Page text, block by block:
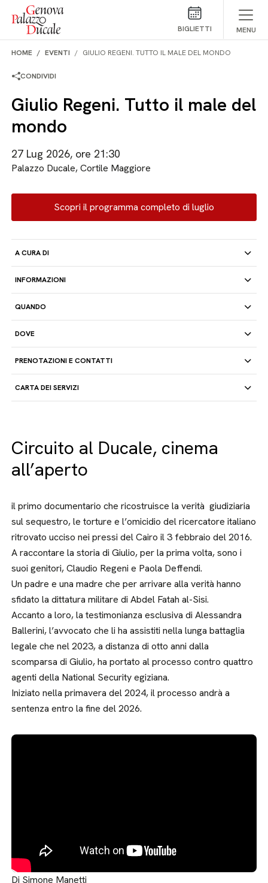
Salta al contenuto
BIGLIETTI MENU
HOME EVENTI GIULIO REGENI. TUTTO IL MALE DEL MONDO
CONDIVIDI
Giulio Regeni. Tutto il male del
mondo
27 Lug 2026, ore 21:30
Palazzo Ducale, Cortile Maggiore
Scopri il programma completo di luglio
A CURA DI
INFORMAZIONI
QUANDO
DOVE
PRENOTAZIONI E CONTATTI
CARTA DEI SERVIZI
Circuito al Ducale, cinema
all’aperto
il primo documentario che ricostruisce la verità giudiziaria
sul sequestro, le torture e l’omicidio del ricercatore italiano
ritrovato ucciso nei pressi del Cairo il 3 febbraio del 2016.
A raccontare la storia di Giulio, per la prima volta, sono i
suoi genitori, Claudio Regeni e Paola Deffendi.
Un padre e una madre che per arrivare alla verità hanno
sfidato la dittatura militare di Abdel Fatah al-Sisi.
Accanto a loro, la testimonianza esclusiva di Alessandra
Ballerini, l’avvocato che li ha assistiti nella lunga battaglia
legale che nel 2023, a distanza di otto anni dalla
scomparsa di Giulio, ha portato al processo contro quattro
agenti della National Security egiziana.
Iniziato nella primavera del 2024, il processo andrà a
sentenza entro la fine del 2026.
Di Simone Manetti